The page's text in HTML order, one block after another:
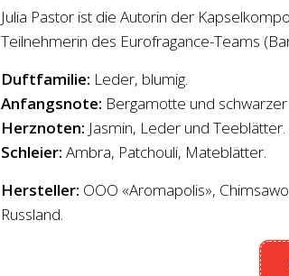
Julia Pastor ist die Autorin der
Teilnehmerin des Eurofragance-Teams
Duftfamilie: Leder, blumig.
Anfangsnote: Bergamotte und
Herznoten: Jasmin, Leder und Teeblätter.
Schleier: Ambra, Patchouli, Mateblätter.
Hersteller: OOO «Aromapolis»,
Russland.